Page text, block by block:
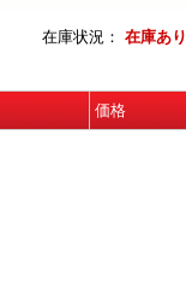
： 在庫あり
価格